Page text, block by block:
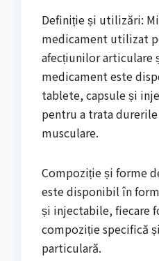
Definiție și utilizări:
medicament utilizat
afecțiunilor articulare
medicament este
tablete, capsule și
pentru a trata
musculare.
Compoziție și forme
este disponibil în
și injectabile, fiecare
compoziție specifică
particulară.